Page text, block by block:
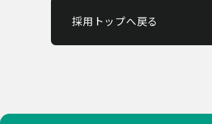
採用トップへ戻る